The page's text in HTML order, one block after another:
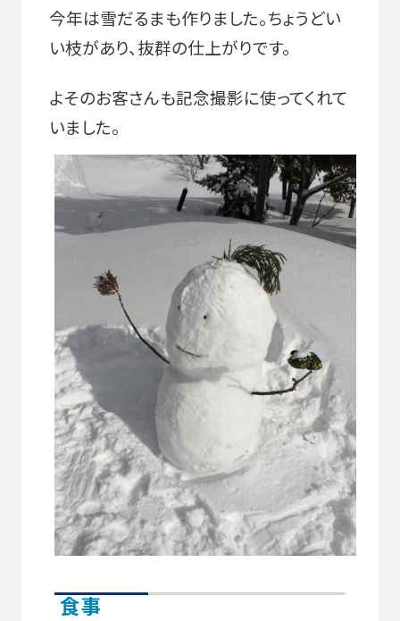
今年は雪だるまも作りました。ちょうどい
い枝があり、抜群の仕上がりです。
よそのお客さんも記念撮影に使ってくれて
いました。
食事